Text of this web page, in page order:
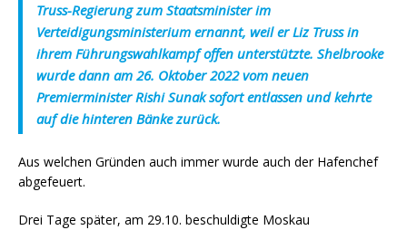
Truss-Regierung zum Staatsminister im
Verteidigungsministerium ernannt, weil er Liz Truss in
ihrem Führungswahlkampf offen unterstützte. Shelbrooke
wurde dann am 26. Oktober 2022 vom neuen
Premierminister Rishi Sunak sofort entlassen und kehrte
auf die hinteren Bänke zurück.
Aus welchen Gründen auch immer wurde auch der Hafenchef
abgefeuert.
Drei Tage später, am 29.10. beschuldigte Moskau